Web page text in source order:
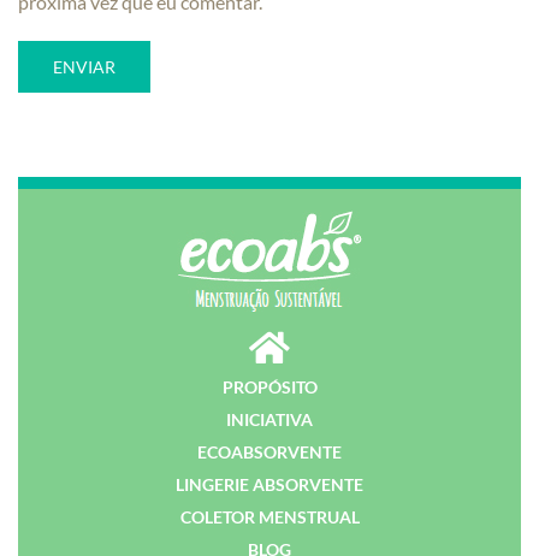
PROPÓSITO
INICIATIVA
ECOABSORVENTE
LINGERIE ABSORVENTE
COLETOR MENSTRUAL
BLOG